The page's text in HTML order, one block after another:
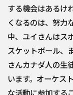
する機会はあるけ
くなるのは、努力
中、ユイさんはス
スケットボール、
さんカナダ人の生
います。オーケス
な活動に参加する